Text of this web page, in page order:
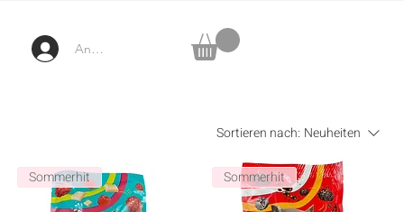
Anmelden
Sortieren nach: Neuheiten
Sommerhit Sommerhit